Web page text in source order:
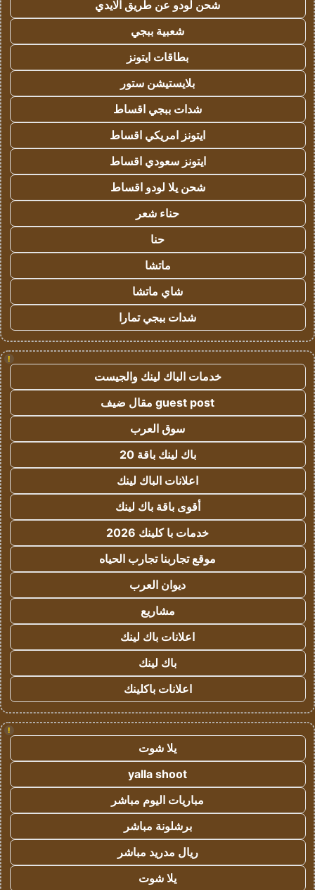
شحن لودو عن طريق الايدي
شعبية ببجي
بطاقات ايتونز
بلايستيشن ستور
شدات ببجي اقساط
ايتونز امريكي اقساط
ايتونز سعودي اقساط
شحن يلا لودو اقساط
حناء شعر
حنا
ماتشا
شاي ماتشا
شدات ببجي تمارا
!
خدمات الباك لينك والجيست
guest post مقال ضيف
سوق العرب
باك لينك باقة 20
اعلانات الباك لينك
أقوى باقة باك لينك
خدمات با كلينك 2026
موقع تجاربنا تجارب الحياه
ديوان العرب
مشاريع
اعلانات باك لينك
باك لينك
اعلانات باكلينك
!
يلا شوت
yalla shoot
مباريات اليوم مباشر
برشلونة مباشر
ريال مدريد مباشر
يلا شوت